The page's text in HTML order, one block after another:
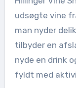
udsøgte vine
man nyder
tilbyder en
nyde en drink
fyldt med